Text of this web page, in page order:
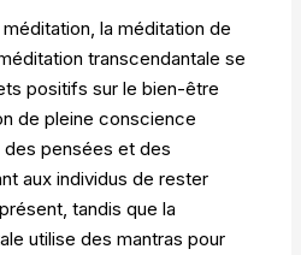
la méditation de
transcendantale se
positifs sur le bien-être
de pleine conscience
des pensées et des
aux individus de rester
tandis que la
utilise des mantras pour